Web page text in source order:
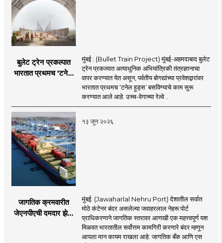
बुलेट ट्रेन प्रकल्पात
भारतात प्रथमच ‘टनेल
आवाजावर
नियंत्रण;प्रवास अधिक
सुरक्षित व आरामदायी
होणार
मुंबई : (Bullet Train Project) मुंबई-अहमदाबाद बुलेट
ट्रेन प्रकल्पात अत्याधुनिक अभियांत्रिकी तंत्रज्ञानाचा
वापर करण्यात येत असून, पर्वतीय बोगद्यांच्या प्रवेशद्वारांवर
भारतात प्रथमच ‘टनेल हूड्स’ बसविण्याचे काम सुरू
करण्यात आले आहे. उच्च-वेगाच्या रेल्वे ..
१३ जून २०२६
जागतिक क्रमवारीत
जेएनपीएची दमदार झेप;
मुंबई: (Jawaharlal Nehru Port) देशातील सर्वात
मोठे कंटेनर बंदर असलेल्या जवाहरलाल नेहरू पोर्ट
प्राधिकरणाने जागतिक स्तरावर आणखी एक महत्त्वपूर्ण यश
मिळवत भारतातील सर्वोत्तम कामगिरी करणारे बंदर म्हणून
आपला मान कायम राखला आहे. जागतिक बँक आणि एस